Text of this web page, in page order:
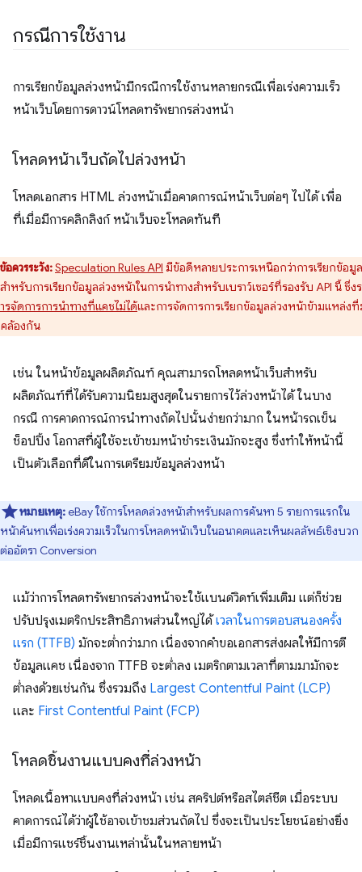
กรณีการใช้งาน
การเรียกข้อมูลล่วงหน้ามีกรณีการใช้งานหลายกรณีเพื่อเร่งความเร็ว
หน้าเว็บโดยการดาวน์โหลดทรัพยากรล่วงหน้า
โหลดหน้าเว็บถัดไปล่วงหน้า
โหลดเอกสาร HTML ล่วงหน้าเมื่อคาดการณ์หน้าเว็บต่อๆ ไปได้ เพื่อ
ที่เมื่อมีการคลิกลิงก์ หน้าเว็บจะโหลดทันที
ข้อควรระวัง:Speculation Rules API มีข้อดีหลายประการเหนือกว่าการเรียกข้อมู
ำหรับการเรียกข้อมูลล่วงหน้าในการนําทางสําหรับเบราว์เซอร์ที่รองรับ API นี้ ซึ่ง
รจัดการการนําทางที่แคชไม่ได้และการจัดการการเรียกข้อมูลล่วงหน้าข้ามแหล่ง
ล้องกัน
เช่น ในหน้าข้อมูลผลิตภัณฑ์ คุณสามารถโหลดหน้าเว็บสำหรับ
ผลิตภัณฑ์ที่ได้รับความนิยมสูงสุดในรายการไว้ล่วงหน้าได้ ในบาง
กรณี การคาดการณ์การนําทางถัดไปนั้นง่ายกว่ามาก ในหน้ารถเข็น
ช็อปปิ้ง โอกาสที่ผู้ใช้จะเข้าชมหน้าชำระเงินมักจะสูง ซึ่งทำให้หน้านี้
เป็นตัวเลือกที่ดีในการเตรียมข้อมูลล่วงหน้า
หมายเหตุ:eBay ใช้การโหลดล่วงหน้าสำหรับผลการค้นหา 5 รายการแรกใน
หน้าค้นหาเพื่อเร่งความเร็วในการโหลดหน้าเว็บในอนาคตและเห็นผลลัพธ์เชิงบวก
ต่ออัตรา Conversion
แม้ว่าการโหลดทรัพยากรล่วงหน้าจะใช้แบนด์วิดท์เพิ่มเติม แต่ก็ช่วย
ปรับปรุงเมตริกประสิทธิภาพส่วนใหญ่ได้เวลาในการตอบสนองครั้ง
แรก (TTFB) มักจะต่ำกว่ามาก เนื่องจากคำขอเอกสารส่งผลให้มีการตี
ข้อมูลแคช เนื่องจาก TTFB จะต่ำลง เมตริกตามเวลาที่ตามมามักจะ
ต่ำลงด้วยเช่นกัน ซึ่งรวมถึง Largest Contentful Paint (LCP)
และ First Contentful Paint (FCP)
โหลดชิ้นงานแบบคงที่ล่วงหน้า
โหลดเนื้อหาแบบคงที่ล่วงหน้า เช่น สคริปต์หรือสไตล์ชีต เมื่อระบบ
คาดการณ์ได้ว่าผู้ใช้อาจเข้าชมส่วนถัดไป ซึ่งจะเป็นประโยชน์อย่างยิ่ง
เมื่อมีการแชร์ชิ้นงานเหล่านั้นในหลายหน้า